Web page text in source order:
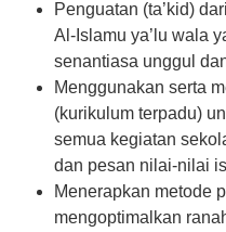
Penguatan (ta’kid)
Al-Islamu ya’lu wala
senantiasa unggul
Menggunakan serta
(kurikulum terpadu)
semua kegiatan
dan pesan nilai-nilai
Menerapkan metode
mengoptimalkan